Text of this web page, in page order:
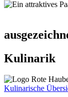
Kulinarik
Kulinarische